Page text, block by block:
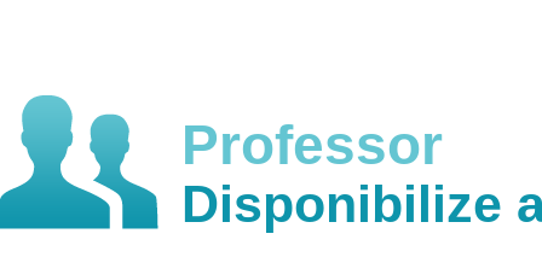
Professor
Disponibilize